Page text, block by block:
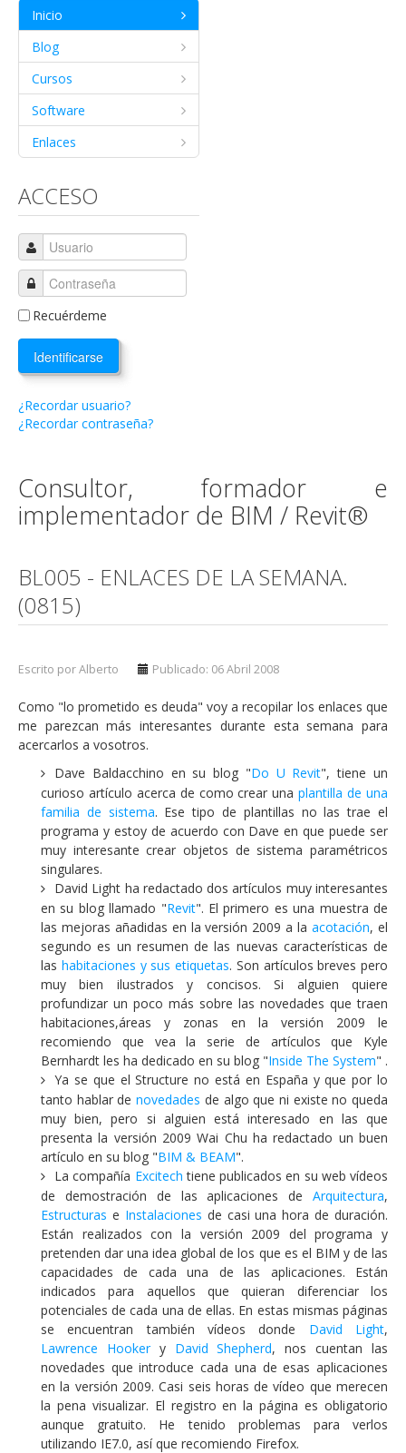
Inicio
Blog
Cursos
Software
Enlaces
ACCESO
Recuérdeme
Identificarse
¿Recordar usuario?
¿Recordar contraseña?
Consultor, formador e
implementador de BIM / Revit®
BL005 - ENLACES DE LA SEMANA.
(0815)
Escrito por Alberto Publicado: 06 Abril 2008
Como "lo prometido es deuda" voy a recopilar los enlaces que
me parezcan más interesantes durante esta semana para
acercarlos a vosotros.
Dave Baldacchino en su blog "Do U Revit", tiene un
curioso artículo acerca de como crear unaplantilla de una
familia de sistema. Ese tipo de plantillas no las trae el
programa y estoy de acuerdo con Dave en que puede ser
muy interesante crear objetos de sistema paramétricos
singulares.
David Light ha redactado dos artículos muy interesantes
en su blog llamado "Revit". El primero es una muestra de
las mejoras añadidas en la versión 2009 a laacotación, el
segundo es un resumen de las nuevas características de
las habitaciones y sus etiquetas. Son artículos breves pero
muy bien ilustrados y concisos. Si alguien quiere
profundizar un poco más sobre las novedades que traen
habitaciones,áreas y zonas en la versión 2009 le
recomiendo que vea la serie de artículos que Kyle
Bernhardt les ha dedicado en su blog "Inside The System" .
Ya se que el Structure no está en España y que por lo
tanto hablar denovedades de algo que ni existe no queda
muy bien, pero si alguien está interesado en las que
presenta la versión 2009 Wai Chu ha redactado un buen
artículo en su blog "BIM & BEAM".
La compañía Excitech tiene publicados en su web vídeos
de demostración de las aplicaciones de Arquitectura,
Estructuras e Instalaciones de casi una hora de duración.
Están realizados con la versión 2009 del programa y
pretenden dar una idea global de los que es el BIM y de las
capacidades de cada una de las aplicaciones. Están
indicados para aquellos que quieran diferenciar los
potenciales de cada una de ellas. En estas mismas páginas
se encuentran también vídeos donde David Light,
Lawrence Hookery David Shepherd, nos cuentan las
novedades que introduce cada una de esas aplicaciones
en la versión 2009. Casi seis horas de vídeo que merecen
la pena visualizar. El registro en la página es obligatorio
aunque gratuito. He tenido problemas para verlos
utilizando IE7.0, así que recomiendo Firefox.